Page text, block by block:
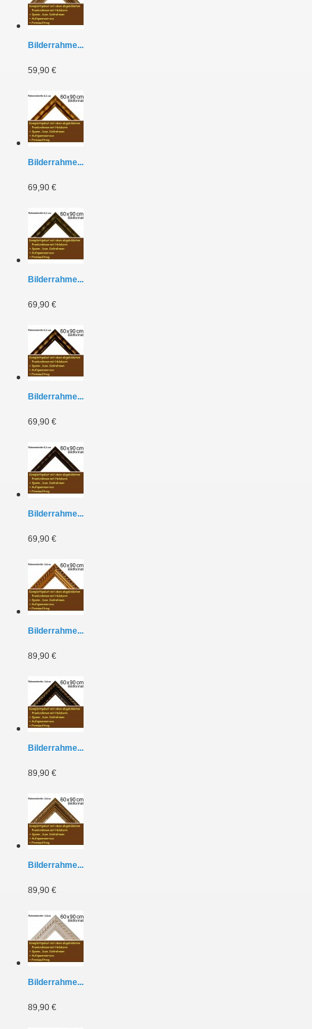
Bilderrahme...
59,90 €
Bilderrahme...
69,90 €
Bilderrahme...
69,90 €
Bilderrahme...
69,90 €
Bilderrahme...
69,90 €
Bilderrahme...
89,90 €
Bilderrahme...
89,90 €
Bilderrahme...
89,90 €
Bilderrahme...
89,90 €